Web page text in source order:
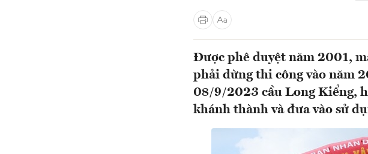
Được phê duyệt năm 2001,
phải dừng thi công vào năm
08/9/2023 cầu Long Kiểng,
khánh thành và đưa vào sử